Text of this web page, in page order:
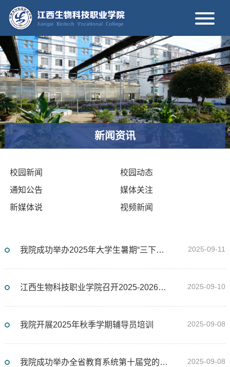
新闻资讯
校园新闻
校园动态
通知公告
媒体关注
新媒体说
视频新闻
我院成功举办2025年大学生暑期“三下乡”社会实践暨“万名大学生进千站”专项行动成果展示评比活动 2025-09-11
江西生物科技职业学院召开2025-2026学年第一学期开学全体教职工大会暨庆祝第41个教师节表彰大会 2025-09-10
我院开展2025年秋季学期辅导员培训 2025-09-08
我院成功举办全省教育系统第十届党的知识竞赛校内笔试选拔赛 2025-09-08